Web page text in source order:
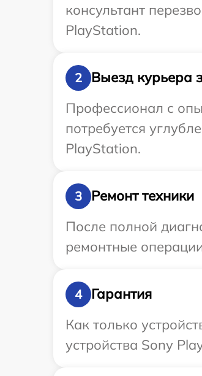
консультант
PlayStation.
2
Выезд курьера
Профессионал с
потребуется
PlayStation.
3
Ремонт техники
После полной
ремонтные
4
Гарантия
Как только
устройства Sony